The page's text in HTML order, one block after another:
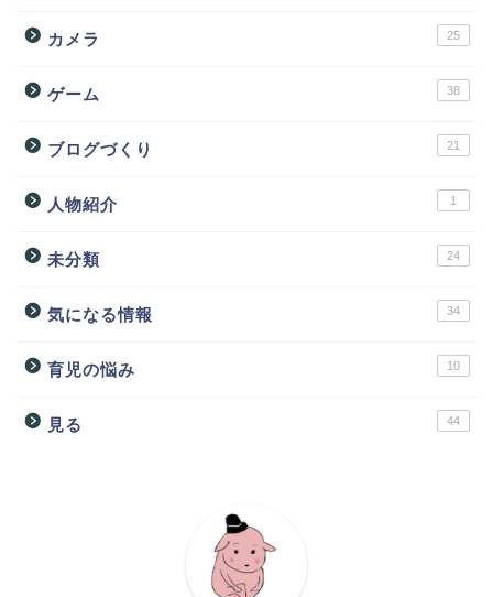
カメラ 25
ゲーム 38
ブログづくり 21
人物紹介 1
未分類 24
気になる情報 34
育児の悩み 10
見る 44